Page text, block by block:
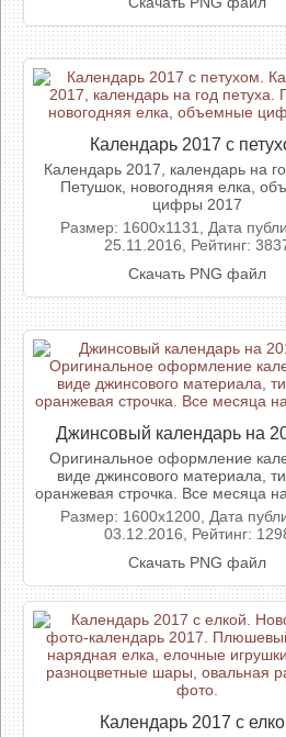
Календарь 2017 с
Календарь 2017, календарь на
Петушок, новогодняя елка,
цифры 2017
Размер: 1600x1131, Дата
25.11.2016, Рейтинг:
Скачать PNG файл
Джинсовый календарь на
Оригинальное оформление
виде джинсового материала,
оранжевая строчка. Все месяца
Размер: 1600x1200, Дата
03.12.2016, Рейтинг:
Скачать PNG файл
Календарь 2017 с